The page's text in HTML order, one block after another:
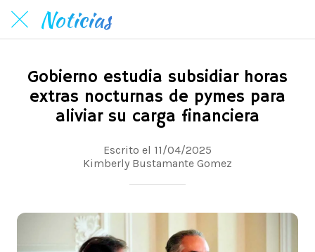
Noticias
Gobierno estudia subsidiar horas
extras nocturnas de pymes para
aliviar su carga financiera
Escrito el 11/04/2025
Kimberly Bustamante Gomez